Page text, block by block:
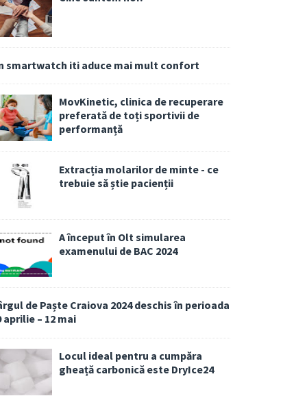
smartwatch iti aduce mai mult confort
MovKinetic, clinica de recuperare
preferată de toți sportivii de
performanță
Extracția molarilor de minte - ce
trebuie să știe pacienții
A început în Olt simularea
examenului de BAC 2024
de Paște Craiova 2024 deschis în perioada
aprilie – 12 mai
Locul ideal pentru a cumpăra
gheață carbonică este DryIce24